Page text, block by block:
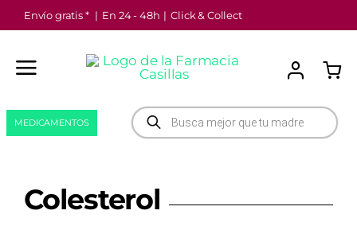
Saltar
al
contenido
Envío gratis * | En 24 - 48h | Click & Collect
Búsqueda
de
productos
MEDICAMENTOS
Colesterol